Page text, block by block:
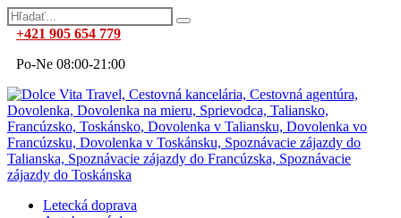
+421 905 654 779
Po-Ne 08:00-21:00
Letecká doprava